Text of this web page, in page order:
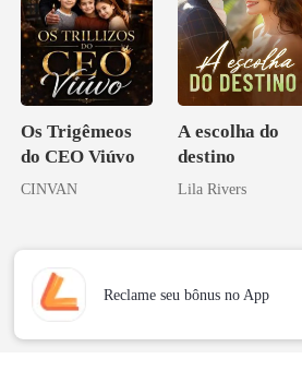
Os Trigêmeos
do CEO Viúvo
CINVAN
A escolha do
destino
Lila Rivers
Reclame seu bônus no App